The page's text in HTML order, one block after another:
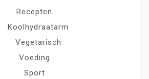
Recepten
Koolhydraatarm
Vegetarisch
Voeding
Sport